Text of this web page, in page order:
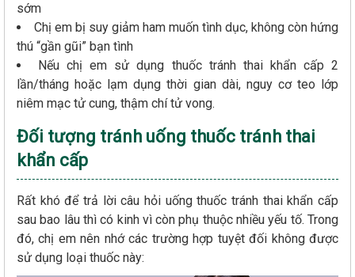
sớm
Chị em bị suy giảm ham muốn tình dục, không còn hứng
thú “gần gũi” bạn tình
Nếu chị em sử dụng thuốc tránh thai khẩn cấp 2
lần/tháng hoặc lạm dụng thời gian dài, nguy cơ teo lớp
niêm mạc tử cung, thậm chí tử vong.
Đối tượng tránh uống thuốc tránh thai
khẩn cấp
Rất khó để trả lời câu hỏi uống thuốc tránh thai khẩn cấp
sau bao lâu thì có kinh vì còn phụ thuộc nhiều yếu tố. Trong
đó, chị em nên nhớ các trường hợp tuyệt đối không được
sử dụng loại thuốc này: